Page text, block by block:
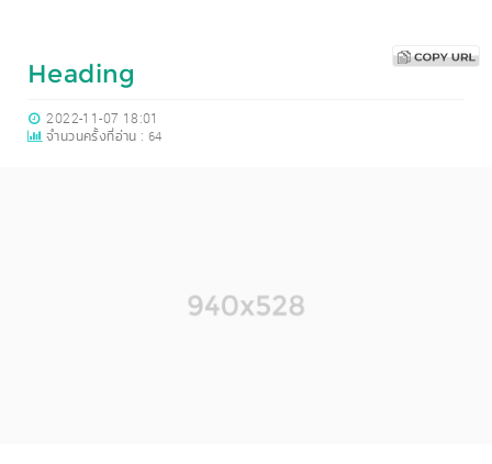
Heading
2022-11-07 18:01
จำนวนครั้งที่อ่าน : 64